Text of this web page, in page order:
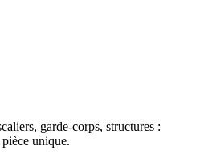
garde-corps, structures :
unique.